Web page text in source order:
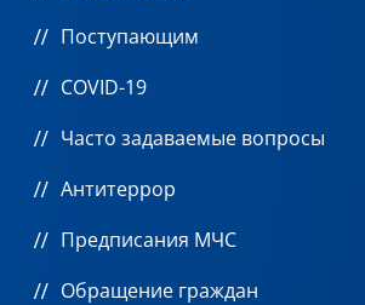
Поступающим
COVID-19
Часто задаваемые вопросы
Антитеррор
Предписания МЧС
Обращение граждан